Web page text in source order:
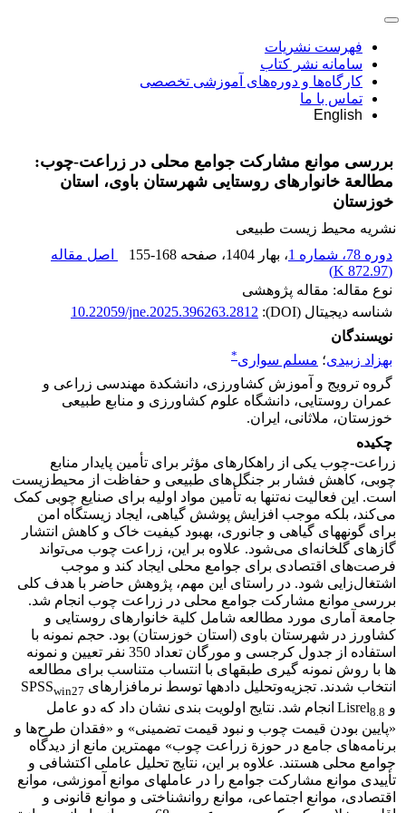
فهرست نشریات
سامانه نشر کتاب
کارگاه‌ها و دوره‌های آموزشی تخصصی
تماس با ما
English
بررسی موانع مشارکت جوامع محلی در زراعت-چوب:
مطالعة خانوارهای روستایی شهرستان باوی، استان
خوزستان
نشریه محیط زیست طبیعی
دوره 78، شماره 1
، بهار 1404 ، صفحه 155-168
اصل مقاله
(
872.97 K
)
نوع مقاله: مقاله پژوهشی
شناسه دیجیتال (DOI):
10.22059/jne.2025.396263.2812
نویسندگان
بهزاد زبیدی؛ مسلم سواری*
گروه ترویج و آموزش کشاورزی، دانشکدة مهندسی زراعی و
عمران روستایی، دانشگاه علوم کشاورزی و منابع طبیعی
خوزستان، ملاثانی، ایران.
چکیده
زراعت-چوب یکی از راهکارهای مؤثر برای تأمین پایدار منابع
چوبی، کاهش فشار بر جنگل‌های طبیعی و حفاظت از محیط‌زیست
است. این فعالیت نه‌تنها به تأمین مواد اولیه برای صنایع چوبی کمک
می‌کند، بلکه موجب افزایش پوشش گیاهی، ایجاد زیستگاه امن
برای گونه‏های گیاهی و جانوری، بهبود کیفیت خاک و کاهش انتشار
گازهای گلخانه‌ای می‌شود. علاوه بر این، زراعت چوب می‌تواند
فرصت‌های اقتصادی برای جوامع محلی ایجاد کند و موجب
اشتغال‌زایی شود. در راستای این مهم، پژوهش حاضر با هدف کلی
بررسی موانع مشارکت جوامع محلی در زراعت چوب انجام شد.
جامعة ‏آماری مورد مطالعه شامل کلیة خانوارهای روستایی و
کشاورز در شهرستان باوی (استان خوزستان) بود. حجم نمونه با
استفاده از جدول کرجسی و مورگان تعداد 350 نفر تعیین و نمونه
‏ها با روش نمونه ‏گیری طبقه‏ای با انتساب متناسب برای مطالعه
انتخاب شدند. تجزیه‌و‌تحلیل داده‏ها توسط نرم‏افزارهای SPSS win27
و Lisrel 8.8
انجام شد. نتایج اولویت ‏بندی نشان داد که دو عامل
«پایین بودن قیمت چوب و نبود قیمت تضمینی» و «فقدان طرح‌ها و
برنامه‌های جامع در حوزة زراعت چوب» مهمترین مانع از دیدگاه
جوامع محلی هستند. علاوه بر این، نتایج تحلیل عاملی اکتشافی و
تأییدی موانع مشارکت جوامع را در عامل‏های موانع آموزشی، موانع
اقتصادی، موانع اجتماعی، موانع روانشناختی و موانع قانونی و